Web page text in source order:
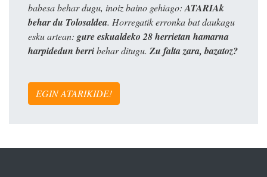
babesa behar dugu, inoiz baino gehiago: ATARIAk
behar du Tolosaldea. Horregatik erronka bat daukagu
esku artean: gure eskualdeko 28 herrietan hamarna
harpidedun berribehar ditugu. Zu falta zara, bazatoz?
EGIN ATARIKIDE!